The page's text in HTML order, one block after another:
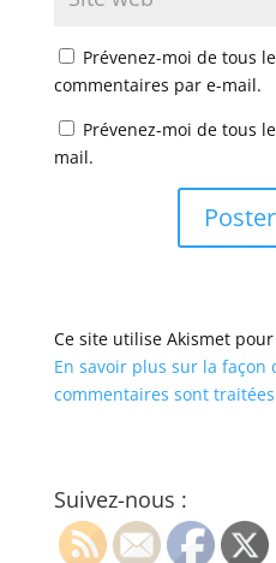
Prévenez-moi de tous
commentaires par e-mail.
Prévenez-moi de tous
mail.
Ce site utilise Akismet
En savoir plus sur la façon
commentaires sont traitées
Suivez-nous :